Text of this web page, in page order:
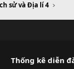
sử và Địa lí 4
Thống kê diễn